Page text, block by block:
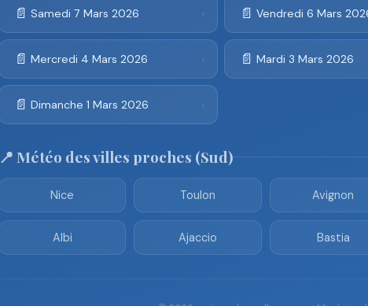
📄 Samedi 7 Mars 2026 › 📄 Vendredi 6 Mars
📄 Mercredi 4 Mars 2026 › 📄 Mardi 3 Mars 2026
📄 Dimanche 1 Mars 2026 ›
📍 Météo des villes proches (Sud)
Nice Toulon Avignon
Albi Ajaccio Bastia